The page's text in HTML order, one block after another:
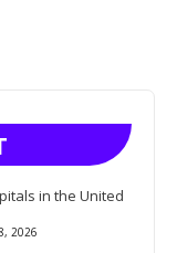
in the United
2026